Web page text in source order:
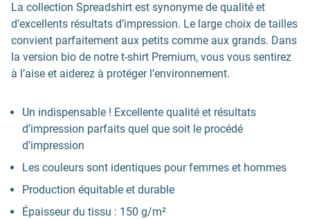
La collection Spreadshirt est synonyme de qualité et
d’excellents résultats d’impression. Le large choix de tailles
convient parfaitement aux petits comme aux grands. Dans
la version bio de notre t-shirt Premium, vous vous sentirez
à l’aise et aiderez à protéger l’environnement.
Un indispensable ! Excellente qualité et résultats
d’impression parfaits quel que soit le procédé
d’impression
Les couleurs sont identiques pour femmes et hommes
Production équitable et durable
Épaisseur du tissu : 150 g/m²